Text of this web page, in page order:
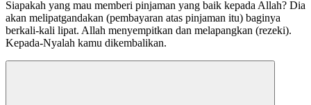
Siapakah yang mau memberi pinjaman yang baik kepada Allah? Dia
akan melipatgandakan (pembayaran atas pinjaman itu) baginya
berkali-kali lipat. Allah menyempitkan dan melapangkan (rezeki).
Kepada-Nyalah kamu dikembalikan.